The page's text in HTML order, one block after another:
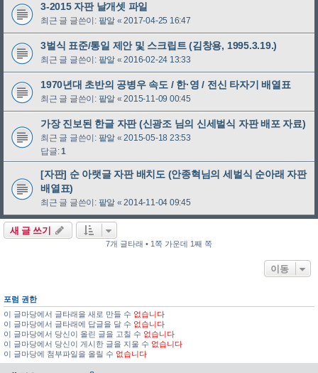
3-2015 자판 날개셋 파일
최근 글 글쓴이: 팥알 «2017-04-25 16:47
3벌식 표준/통일 제안 및 스크립트 (김창용, 1995.3.19.)
최근 글 글쓴이: 팥알 «2016-02-24 13:33
1970년대 초반의 공병우 속도 / 한·영 / 전신 타자기 배열표
최근 글 글쓴이: 팥알 «2015-11-09 00:45
가장 진보된 한글 자판 (신광조 님의 신세벌식 자판 배포 자료)
최근 글 글쓴이: 팥알 «2015-05-18 23:53
답글:1
[자판] 순 아랫글 자판 배치도 (안종혁님의 세벌식 순아래 자판
배열표)
최근 글 글쓴이: 팥알 «2014-11-04 09:45
새 글 쓰기
7개 글타래 • 1쪽 가운데 1째 쪽
이동
포럼 권한
이 글마당에서 글타래을 새로 만들 수 없습니다
이 글마당에서 글타래에 답글을 달 수 없습니다
이 글마당에서 당신이 올린 글을 고칠 수 없습니다
이 글마당에서 당신이 게시한 글을 지울 수 없습니다
이 글마당에 첨부파일을 올릴 수 없습니다